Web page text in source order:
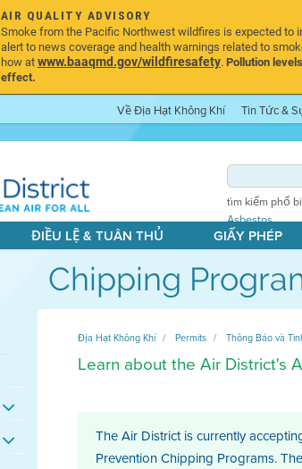
AIR QUALITY ADVISORY
Smoke from the Pacific Northwest wildfires is expected to
alert to news coverage and health warnings related to
how atwww.baaqmd.gov/wildfiresafety.Pollution
effect.
Về Địa Hạt Không Khí Tin Tức &
tìm kiếm phổ
Asbestos
ĐIỀU LỆ & TUÂN THỦ GIẤY PHÉP
Chipping
Địa Hạt Không Khí Permits Thông Báo và
Learn about the Air District's
The Air District is currently
Prevention Chipping Programs.